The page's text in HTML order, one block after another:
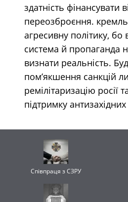
здатність фінансувати
переозброєння.
агресивну політику, бо
система й пропаганда
визнати реальність.
пом’якшення санкцій
ремілітаризацію росії
підтримку
Співпраця з СЗРУ